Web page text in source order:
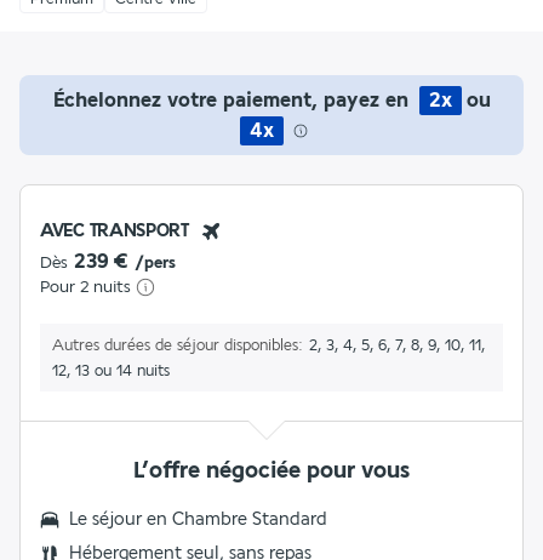
Échelonnez votre paiement, payez en 2x
ou
4x
AVEC TRANSPORT
Dès 239 € /pers
Pour 2 nuits
Autres durées de séjour disponibles
2, 3, 4, 5, 6, 7, 8, 9, 10, 11,
12, 13 ou 14 nuits
L’offre négociée pour vous
Le séjour en Chambre Standard
Hébergement seul, sans repas